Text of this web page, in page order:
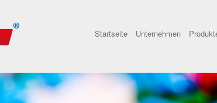
Startseite Unternehmen